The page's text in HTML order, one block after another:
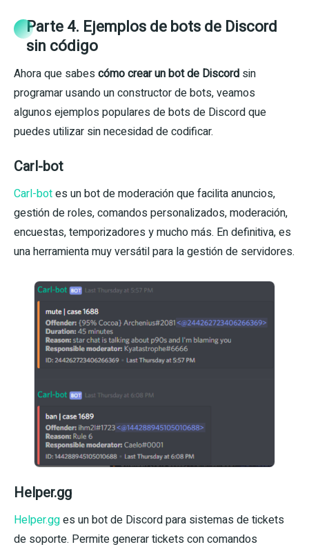
Parte 4. Ejemplos de bots de Discord
sin código
Ahora que sabes cómo crear un bot de Discord sin
programar usando un constructor de bots, veamos
algunos ejemplos populares de bots de Discord que
puedes utilizar sin necesidad de codificar.
Carl-bot
Carl-botes un bot de moderación que facilita anuncios,
gestión de roles, comandos personalizados, moderación,
encuestas, temporizadores y mucho más. En definitiva, es
una herramienta muy versátil para la gestión de servidores.
Helper.gg
Helper.gges un bot de Discord para sistemas de tickets
de soporte. Permite generar tickets con comandos